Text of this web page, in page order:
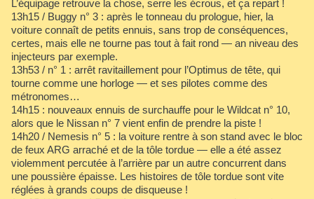
L’équipage retrouve la chose, serre les écrous, et ça repart !
13h15 / Buggy n° 3 : après le tonneau du prologue, hier, la
voiture connaît de petits ennuis, sans trop de conséquences,
certes, mais elle ne tourne pas tout à fait rond — an niveau des
injecteurs par exemple.
13h53 / n° 1 : arrêt ravitaillement pour l’Optimus de tête, qui
tourne comme une horloge — et ses pilotes comme des
métronomes…
14h15 : nouveaux ennuis de surchauffe pour le Wildcat n° 10,
alors que le Nissan n° 7 vient enfin de prendre la piste !
14h20 / Nemesis n° 5 : la voiture rentre à son stand avec le bloc
de feux ARG arraché et de la tôle tordue — elle a été assez
violemment percutée à l’arrière par un autre concurrent dans
une poussière épaisse. Les histoires de tôle tordue sont vite
réglées à grands coups de disqueuse !